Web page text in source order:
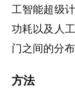
工智能超级
功耗以及人
门之间的分布
方法